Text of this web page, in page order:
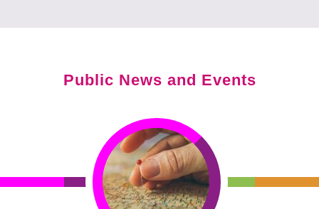
Public News and Events